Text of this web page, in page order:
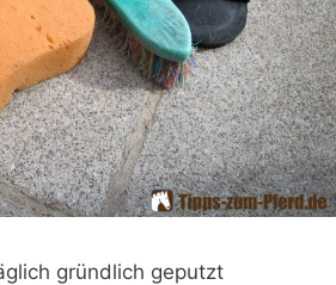
gründlich geputzt